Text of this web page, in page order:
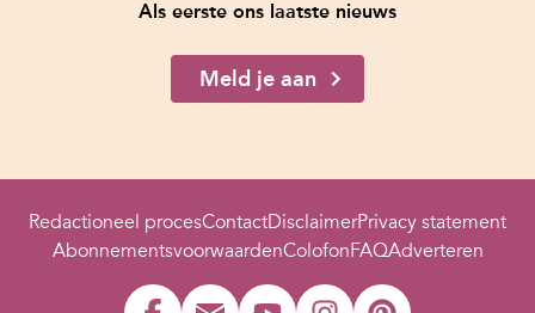
Als eerste ons laatste nieuws
Meld je aan
Redactioneel procesContactDisclaimerPrivacy statement
AbonnementsvoorwaardenColofonFAQAdverteren